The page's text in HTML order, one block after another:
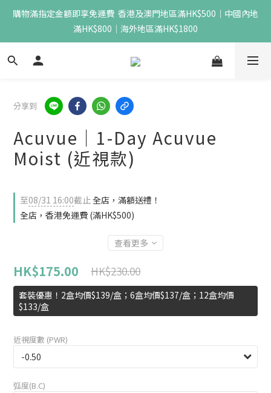
購物滿指定金額即享免運費  香港及澳門地區滿HK$500｜中國內地
滿HK$800｜海外地區滿HK$1800
分享到
Acuvue｜1-Day Acuvue
Moist (近視款)
至08/31 16:00截止全店，滿額送禮！
全店，香港免運費 (滿HK$500)
查看更多
HK$175.00 HK$230.00
套裝優惠！2盒均價$139/盒；6盒均價$137/盒；12盒均價
$133/盒
近視度數 (PWR)
弧度(B.C)